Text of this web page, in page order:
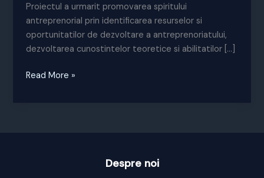
Proiectul a urmarit promovarea spiritului
antreprenorial prin identificarea resurselor si
oportunitatilor de dezvoltare a antreprenoriatului,
dezvoltarea cunostintelor teoretice si abilitatilor […]
Proiect
Read More »
Despre noi